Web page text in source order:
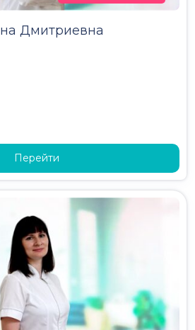
Дмитриевна
Перейти